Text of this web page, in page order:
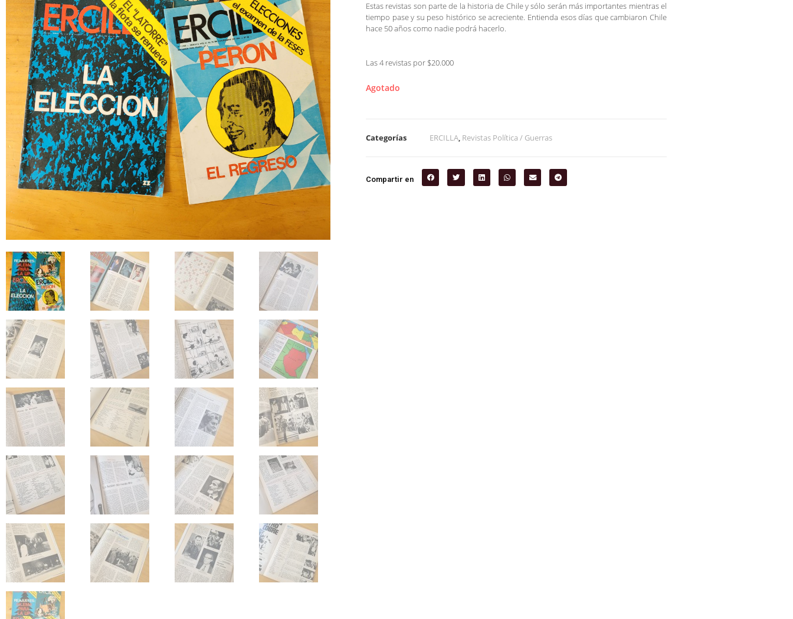
Estas revistas son parte de la historia de Chile y sólo serán más importantes mientras el
tiempo pase y su peso histórico se acreciente. Entienda esos días que cambiaron Chile
hace 50 años como nadie podrá hacerlo.
Las 4 revistas por $20.000
Agotado
Categorías ERCILLA, Revistas Política / Guerras
Compartir en